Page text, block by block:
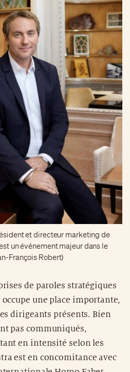
et directeur marketing de
un événement majeur dans le
François Robert)
de paroles stratégiques
une place importante,
dirigeants présents. Bien
pas communiqués,
en intensité selon les
est en concomitance avec